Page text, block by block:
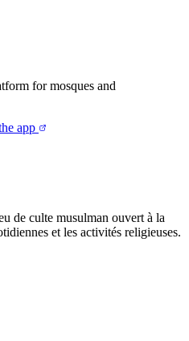
for mosques and
app
de culte musulman ouvert à la
et les activités religieuses.